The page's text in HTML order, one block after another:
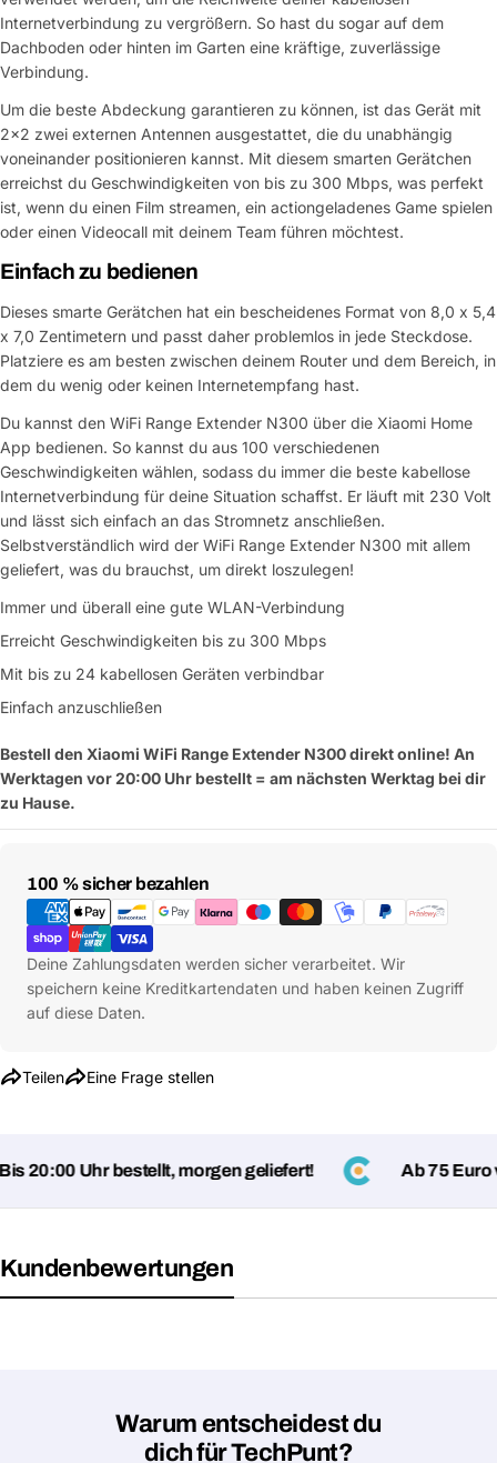
Internetverbindung zu vergrößern. So hast du sogar auf dem
Dachboden oder hinten im Garten eine kräftige, zuverlässige
Verbindung.
Um die beste Abdeckung garantieren zu können, ist das Gerät mit
2x2 zwei externen Antennen ausgestattet, die du unabhängig
voneinander positionieren kannst. Mit diesem smarten Gerätchen
erreichst du Geschwindigkeiten von bis zu 300 Mbps, was perfekt
ist, wenn du einen Film streamen, ein actiongeladenes Game spielen
oder einen Videocall mit deinem Team führen möchtest.
Einfach zu bedienen
Dieses smarte Gerätchen hat ein bescheidenes Format von 8,0 x 5,4
x 7,0 Zentimetern und passt daher problemlos in jede Steckdose.
Platziere es am besten zwischen deinem Router und dem Bereich, in
dem du wenig oder keinen Internetempfang hast.
Du kannst den WiFi Range Extender N300 über die Xiaomi Home
App bedienen. So kannst du aus 100 verschiedenen
Geschwindigkeiten wählen, sodass du immer die beste kabellose
Internetverbindung für deine Situation schaffst. Er läuft mit 230 Volt
und lässt sich einfach an das Stromnetz anschließen.
Selbstverständlich wird der WiFi Range Extender N300 mit allem
geliefert, was du brauchst, um direkt loszulegen!
Immer und überall eine gute WLAN-Verbindung
Erreicht Geschwindigkeiten bis zu 300 Mbps
Mit bis zu 24 kabellosen Geräten verbindbar
Einfach anzuschließen
Bestell den Xiaomi WiFi Range Extender N300 direkt online! An
Werktagen vor 20:00 Uhr bestellt = am nächsten Werktag bei dir
zu Hause.
100 % sicher bezahlen
Zahlungsmethoden
Deine Zahlungsdaten werden sicher verarbeitet. Wir
speichern keine Kreditkartendaten und haben keinen Zugriff
auf diese Daten.
Teilen
Kopieren
Eine Frage stellen
Eine Frage stellen
20:00 Uhr bestellt, morgen geliefert! Ab 75 Euro
Kundenbewertungen
Warum entscheidest du
dich für TechPunt?